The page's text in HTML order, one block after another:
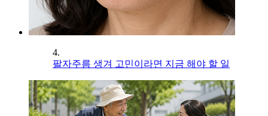
4.
팔자주름 생겨 고민이라면 지금 해야 할 일